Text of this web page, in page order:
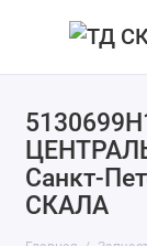
Санкт-
СКАЛА